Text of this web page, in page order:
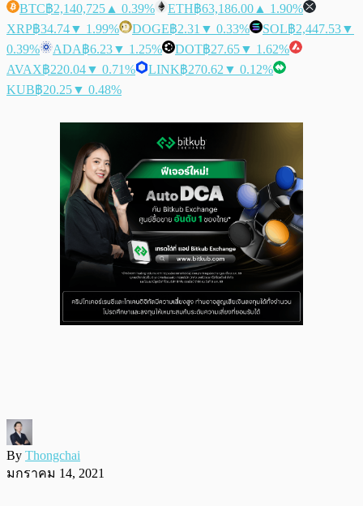
BTC฿2,140,725 ▲ 0.39% ETH฿63,186.00 ▲ 1.90%
XRP฿34.74▼ 1.99% DOGE฿2.31 ▼ 0.33% SOL฿2,447.53▼
0.39%
ADA฿6.23▼ 1.25% DOT฿27.65▼ 1.62%
AVAX฿220.04▼ 0.71% LINK฿270.62 ▼ 0.12%
KUB฿20.25▼ 0.48%
By Thongchai
มกราคม 14, 2021